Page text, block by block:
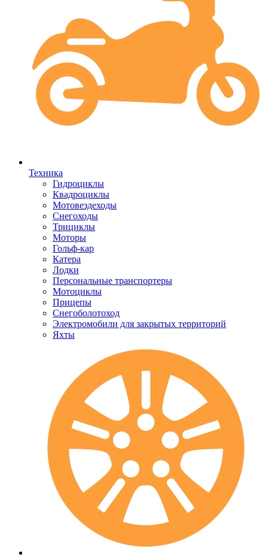
Техника
Гидроциклы
Квадроциклы
Мотовездеходы
Снегоходы
Трициклы
Моторы
Гольф-кар
Катера
Лодки
Персональные транспортеры
Мотоциклы
Прицепы
Снегоболотоход
Электромобили для закрытых территорий
Яхты